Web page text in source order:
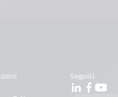
Seguici